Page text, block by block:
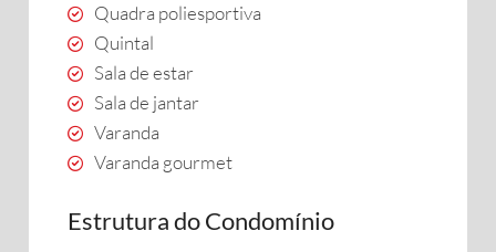
Quadra poliesportiva
Quintal
Sala de estar
Sala de jantar
Varanda
Varanda gourmet
Estrutura do Condomínio